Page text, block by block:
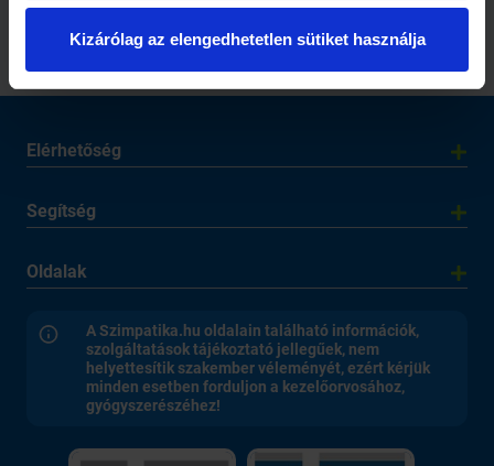
Kizárólag az elengedhetetlen sütiket használja
„Szeretnék egy kis
világban”
kell!
Elérhetőség
Segítség
Oldalak
A Szimpatika.hu oldalain található információk,
szolgáltatások tájékoztató jellegűek, nem
helyettesítik szakember véleményét, ezért kérjük
minden esetben forduljon a kezelőorvosához,
gyógyszerészéhez!